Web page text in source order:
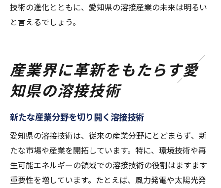
技術の進化とともに、愛知県の溶接産業の未来は明るい
と言えるでしょう。
産業界に革新をもたらす愛
知県の溶接技術
新たな産業分野を切り開く溶接技術
愛知県の溶接技術は、従来の産業分野にとどまらず、新
たな市場や産業を開拓しています。特に、環境技術や再
生可能エネルギーの領域での溶接技術の役割はますます
重要性を増しています。たとえば、風力発電や太陽光発